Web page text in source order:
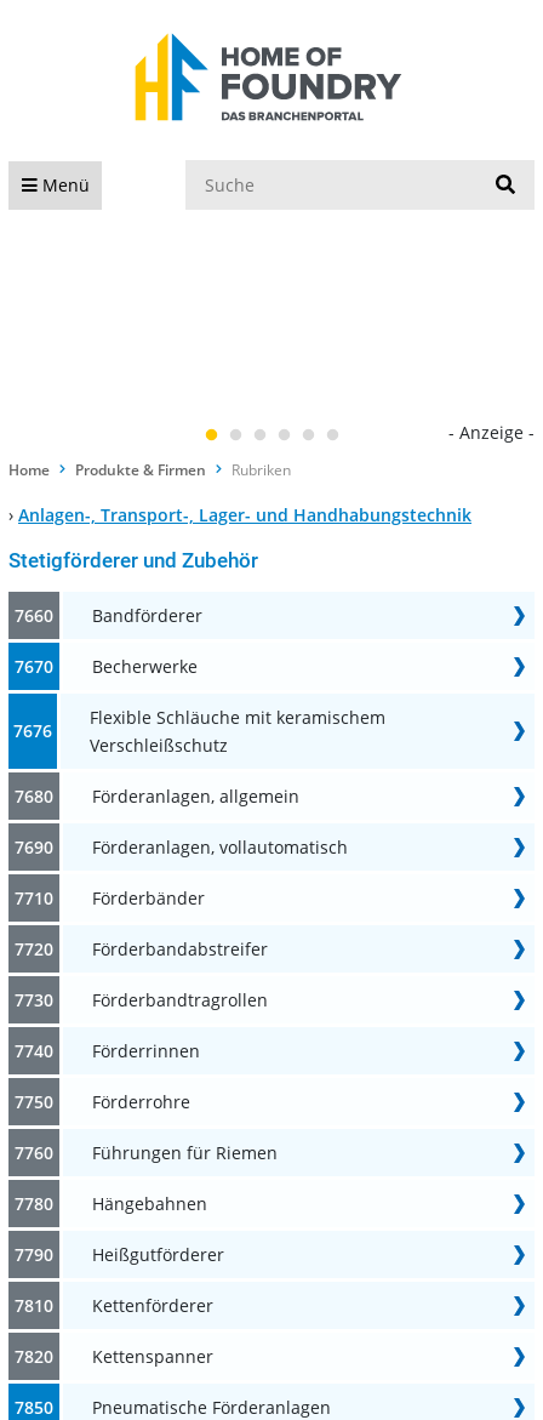
Menü
- Anzeige -
Home Produkte & Firmen Rubriken
› Anlagen-, Transport-, Lager- und Handhabungstechnik
Stetigförderer und Zubehör
7660 Bandförderer
7670 Becherwerke
7676
Flexible Schläuche mit keramischem
Verschleißschutz
7680 Förderanlagen, allgemein
7690 Förderanlagen, vollautomatisch
7710 Förderbänder
7720 Förderbandabstreifer
7730 Förderbandtragrollen
7740 Förderrinnen
7750 Förderrohre
7760 Führungen für Riemen
7780 Hängebahnen
7790 Heißgutförderer
7810 Kettenförderer
7820 Kettenspanner
7850 Pneumatische Förderanlagen